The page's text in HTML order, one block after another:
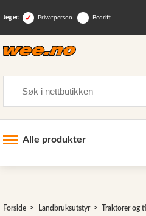
Jeg er: Privatperson Bedrift
Alle produkter
Forside Landbruksutstyr Traktorer og